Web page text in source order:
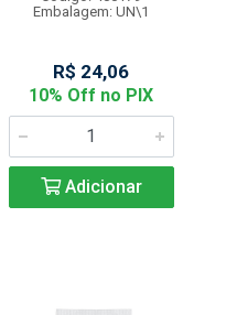
Embalagem: UN\1
R$ 24,06
10% Off no PIX
Adicionar